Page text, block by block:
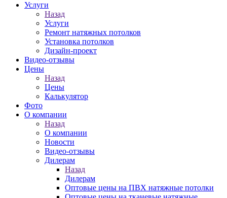
Услуги
Назад
Услуги
Ремонт натяжных потолков
Установка потолков
Дизайн-проект
Видео-отзывы
Цены
Назад
Цены
Калькулятор
Фото
О компании
Назад
О компании
Новости
Видео-отзывы
Дилерам
Назад
Дилерам
Оптовые цены на ПВХ натяжные потолки